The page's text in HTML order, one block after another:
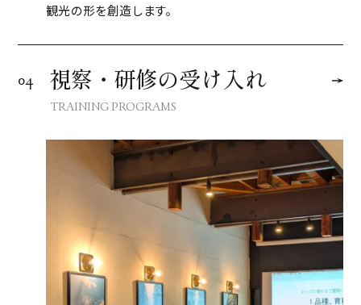
観光の形を創造します。
04 視察・研修の受け入れ
TRAINING PROGRAMS